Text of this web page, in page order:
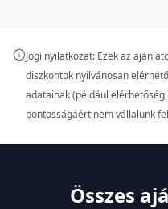
Jogi nyilatkozat: Ezek az
diszkontok nyilvánosan
adatainak (például
pontosságáért nem vállalunk
Összes